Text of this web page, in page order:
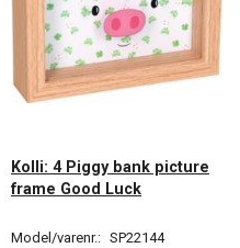
Kolli: 4 Piggy bank picture
frame Good Luck
Model/varenr.: SP22144